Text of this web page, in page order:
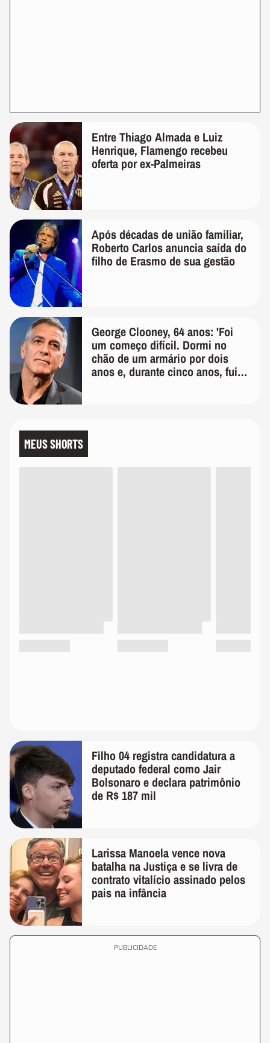
Entre Thiago Almada e Luiz
Henrique, Flamengo recebeu
oferta por ex-Palmeiras
Após décadas de união familiar,
Roberto Carlos anuncia saída do
filho de Erasmo de sua gestão
George Clooney, 64 anos: 'Foi
um começo difícil. Dormi no
chão de um armário por dois
anos e, durante cinco anos, fui
MEUS SHORTS
Filho 04 registra candidatura a
deputado federal como Jair
Bolsonaro e declara patrimônio
de R$ 187 mil
Larissa Manoela vence nova
batalha na Justiça e se livra de
contrato vitalício assinado pelos
pais na infância
PUBLICIDADE